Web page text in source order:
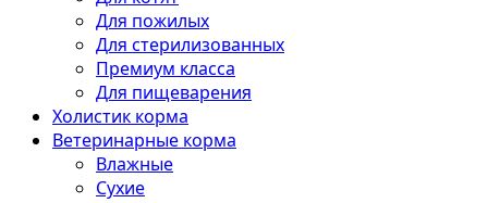
Для пожилых
Для стерилизованных
Премиум класса
Для пищеварения
Холистик корма
Ветеринарные корма
Влажные
Сухие